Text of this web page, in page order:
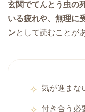
玄関でてんとう虫の
いる疲れや、無理に
ンとして読むことが
気が進まな
付き合う必